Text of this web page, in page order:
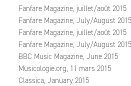
Fanfare Magazine, juillet/août 2015
Fanfare Magazine, July/August 2015
Fanfare Magazine, juillet/août 2015
Fanfare Magazine, July/August 2015
BBC Music Magazine, June 2015
Musicologie.org, 11 mars 2015
Classica, January 2015